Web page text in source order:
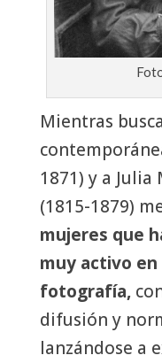
Mientras
1871) y a
(1815-1879)
mujeres que
muy activo en
fotografía,
difusión y
lanzándose a